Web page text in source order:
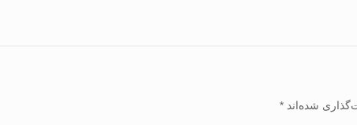
شده‌اند*